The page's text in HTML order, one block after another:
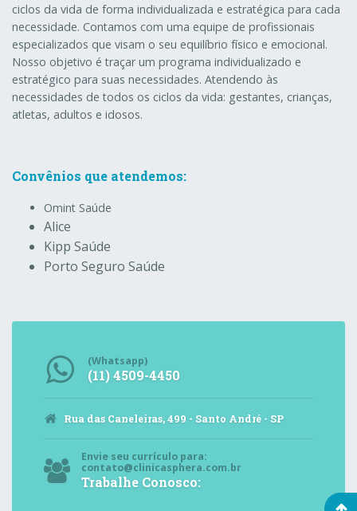
ciclos da vida de forma individualizada e estratégica para cada
necessidade. Contamos com uma equipe de profissionais
especializados que visam o seu equilíbrio físico e emocional.
Nosso objetivo é traçar um programa individualizado e
estratégico para suas necessidades. Atendendo às
necessidades de todos os ciclos da vida: gestantes, crianças,
atletas, adultos e idosos.
Convênios que atendemos:
Omint Saúde
Alice
Kipp Saúde
Porto Seguro Saúde
(Whatsapp)
(11) 4509-4450
Rua das Caneleiras, 499 - Santo André - SP
Envie seu currículo para:
contato@clinicasphera.com.br
Trabalhe Conosco: